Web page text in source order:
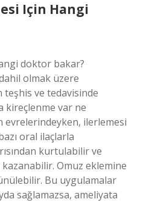
Için Hangi
doktor bakar?
olmak üzere
teşhis ve tedavisinde
kireçlenme var ne
evrelerindeyken, ilerlemesi
oral ilaçlarla
kurtulabilir ve
Omuz eklemine
Bu uygulamalar
sağlamazsa, ameliyata